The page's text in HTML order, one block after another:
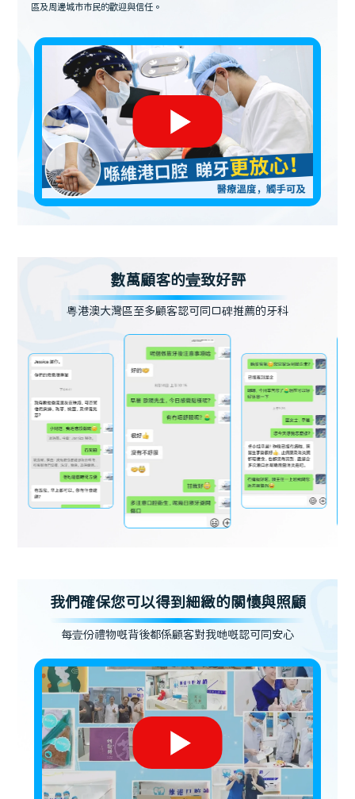
區及周邊城市市民的歡迎與信任。
數萬顧客的壹致好評
粵港澳大灣區至多顧客認可同口碑推薦的牙科
我們確保您可以得到細緻的關懷與照顧
每壹份禮物嘅背後都係顧客對我哋嘅認可同安心